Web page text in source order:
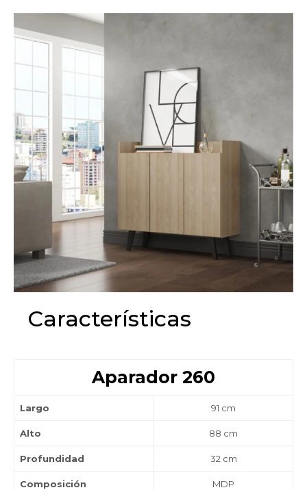
Características
Aparador 260
Largo 91 cm
Alto 88 cm
Profundidad 32 cm
Composición MDP